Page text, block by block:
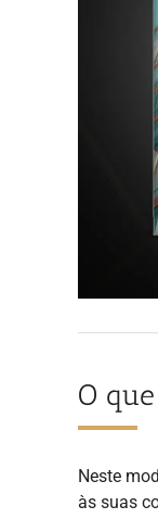
O
Neste
às suas